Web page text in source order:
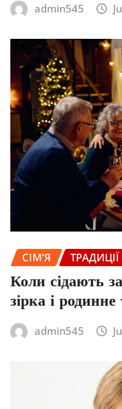
admin545
СІМ’Я ТРАДИЦІЇ
Коли сідають
зірка і родинне
admin545